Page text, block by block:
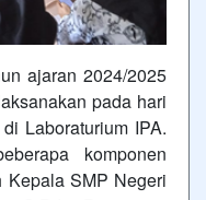
ajaran 2024/2025
pada hari
Laboraturium IPA.
komponen
Kepala SMP Negeri